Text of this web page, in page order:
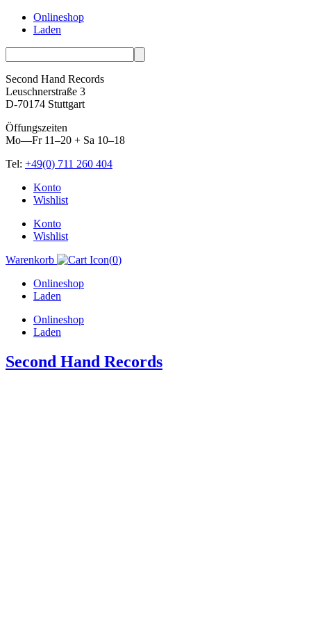
Onlineshop
Laden
Second Hand Records
Leuschnerstraße 3
D-70174 Stuttgart
Öffungszeiten
Mo—Fr 11–20 + Sa 10–18
Tel: +49(0) 711 260 404
Skip
Konto
Wishlist
Konto
Wishlist
Warenkorb
(0)
Onlineshop
Laden
Onlineshop
Laden
Second Hand Records